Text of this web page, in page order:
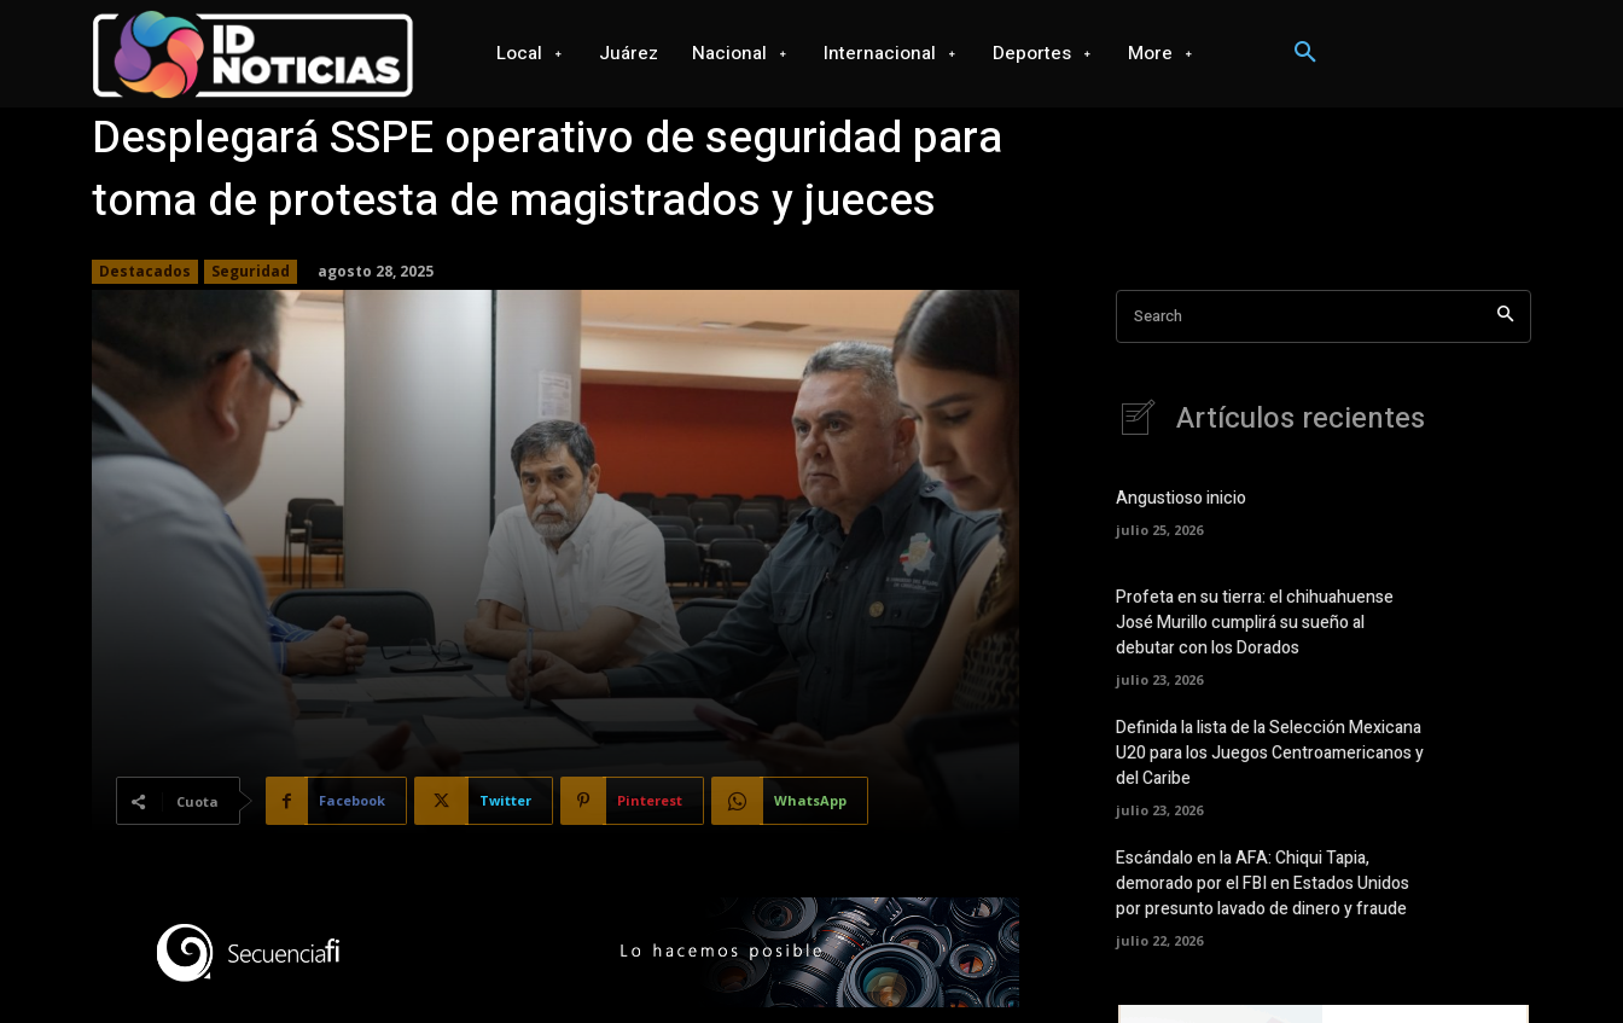
Local Juárez Nacional Internacional Deportes More
Desplegará SSPE operativo de seguridad para
toma de protesta de magistrados y jueces
Destacados Seguridad agosto 28, 2025
Cuota Facebook Twitter Pinterest WhatsApp
Search
Artículos recientes
Angustioso inicio
julio 25, 2026
Profeta en su tierra: el chihuahuense
José Murillo cumplirá su sueño al
debutar con los Dorados
julio 23, 2026
Definida la lista de la Selección Mexicana
U20 para los Juegos Centroamericanos y
del Caribe
julio 23, 2026
Escándalo en la AFA: Chiqui Tapia,
demorado por el FBI en Estados Unidos
por presunto lavado de dinero y fraude
julio 22, 2026